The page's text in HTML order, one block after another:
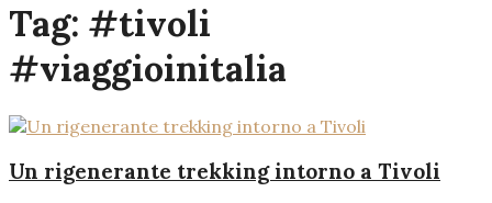
Tag: #tivoli
#viaggioinitalia
Un rigenerante trekking intorno a Tivoli